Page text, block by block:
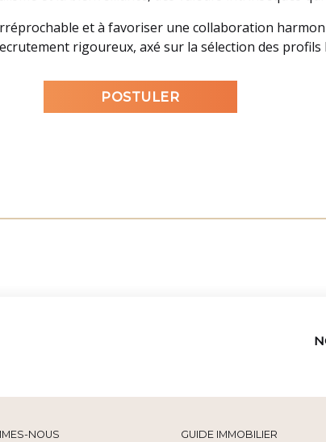
et à favoriser une collaboration
rigoureux, axé sur la sélection des profils
POSTULER
NOUS GUIDE IMMOBILIER